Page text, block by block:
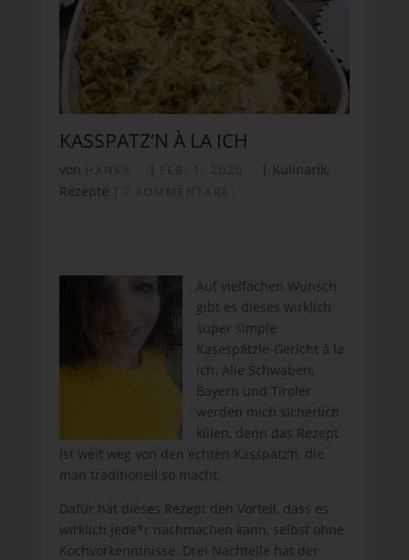
KASSPATZ‘N À LA ICH
von Kulinarik,
Rezepte
Auf vielfachen Wunsch
gibt es dieses wirklich
super simple
Käsespätzle-Gericht à la
ich. Alle Schwaben,
Bayern und Tiroler
werden mich sicherlich
killen, denn das Rezept
ist weit weg von den echten Kasspatz‘n, die
man traditionell so macht.
Dafür hat dieses Rezept den Vorteil, dass es
wirklich jede*r nachmachen kann, selbst ohne
Kochvorkenntnisse. Drei Nachteile hat der